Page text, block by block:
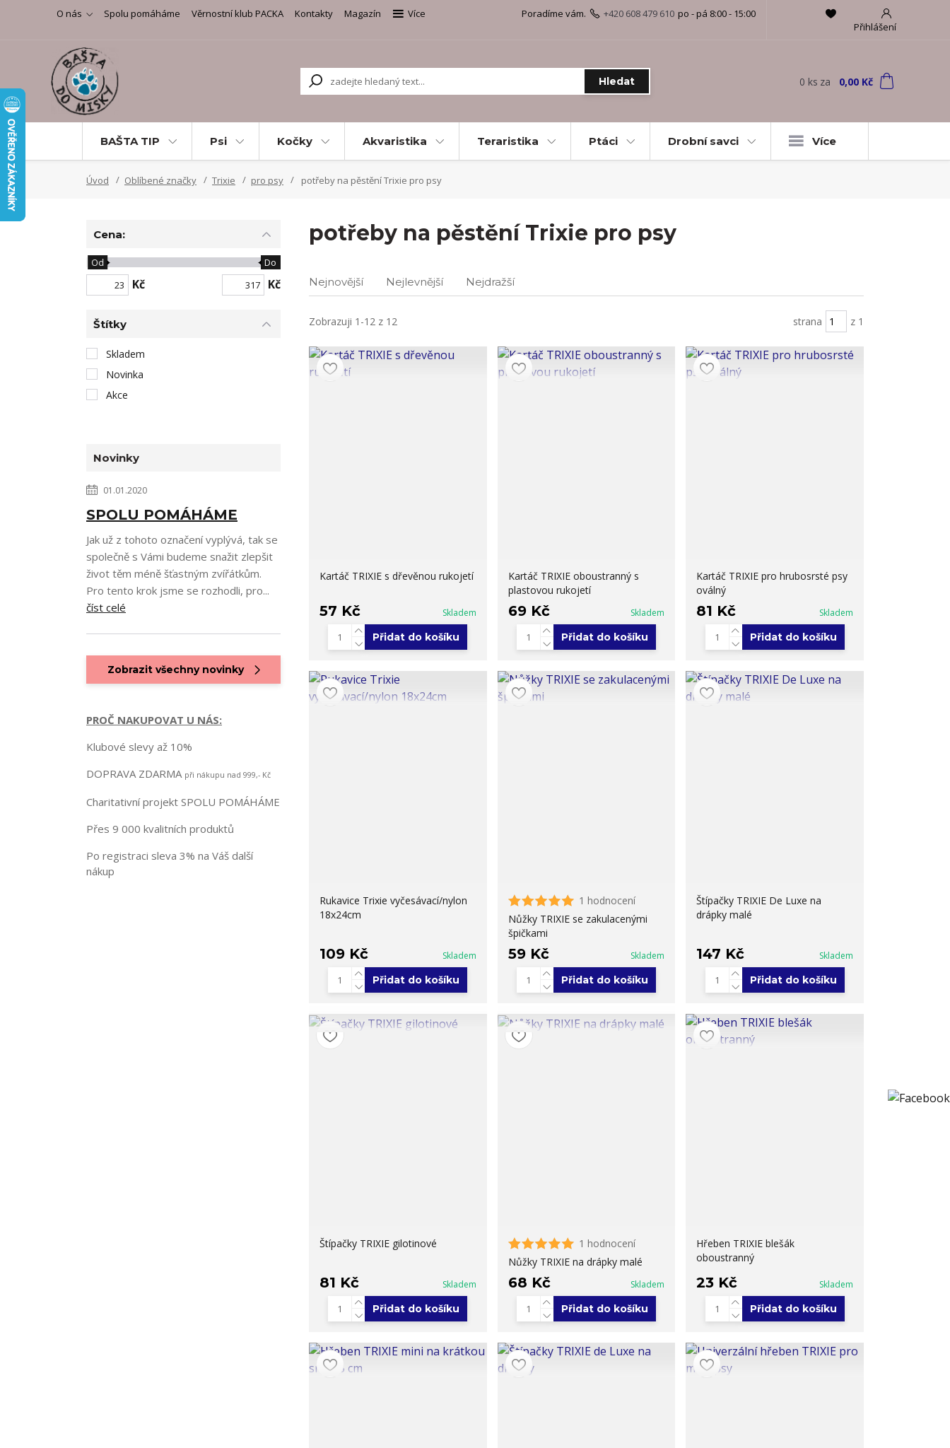
O nás Spolu pomáháme Věrnostní klub PACKA Kontakty Magazín
Více
Přihlášení
Hledat
Poradíme vám. +420 608 479 610 po - pá 8:00 - 15:00
0 ks za 0,00 Kč
BAŠTA TIP Psi Kočky Akvaristika Teraristika Ptáci Drobní savci Více
Úvod Oblíbené značky Trixie pro psy potřeby na pěstění Trixie pro psy
potřeby na pěstění Trixie pro psy
Nejnovější Nejlevnější Nejdražší
Zobrazuji 1-12 z 12 strana z 1
Kartáč TRIXIE s dřevěnou rukojetí
57 Kč Skladem
Přidat do košíku
Kartáč TRIXIE oboustranný s
plastovou rukojetí
69 Kč Skladem
Přidat do košíku
Kartáč TRIXIE pro hrubosrsté psy
oválný
81 Kč Skladem
Přidat do košíku
Rukavice Trixie vyčesávací/nylon
18x24cm
109 Kč Skladem
Přidat do košíku
1 hodnocení
Nůžky TRIXIE se zakulacenými
špičkami
59 Kč Skladem
Přidat do košíku
Štípačky TRIXIE De Luxe na
drápky malé
147 Kč Skladem
Přidat do košíku
Štípačky TRIXIE gilotinové
81 Kč Skladem
Přidat do košíku
1 hodnocení
Nůžky TRIXIE na drápky malé
68 Kč Skladem
Přidat do košíku
Hřeben TRIXIE blešák
oboustranný
23 Kč Skladem
Přidat do košíku
Cena:
Kč
Od Do
Kč
Štítky
Skladem
Novinka
Akce
Novinky
01.01.2020
SPOLU POMÁHÁME
Jak už z tohoto označení vyplývá, tak se
společně s Vámi budeme snažit zlepšit
život těm méně šťastným zvířátkům.
Pro tento krok jsme se rozhodli, pro...
číst celé
Zobrazit všechny novinky
PROČ NAKUPOVAT U NÁS:
Klubové slevy až 10%
DOPRAVA ZDARMA při nákupu nad 999,- Kč
Charitativní projekt SPOLU POMÁHÁME
Přes 9 000 kvalitních produktů
Po registraci sleva 3% na Váš další
nákup